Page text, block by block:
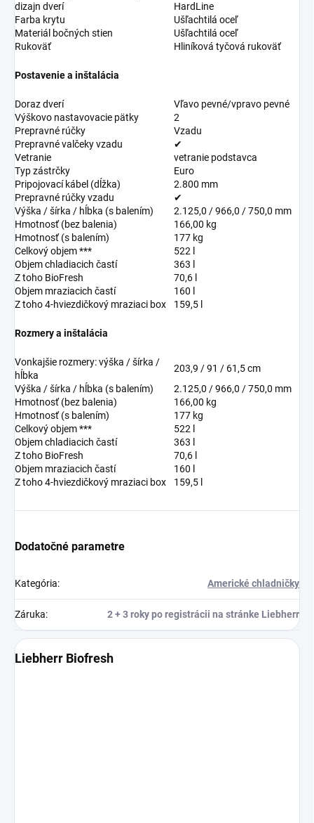
dizajn dverí
HardLine
Farba krytu
Ušľachtilá oceľ
Materiál bočných stien
Ušľachtilá oceľ
Rukoväť
Hliníková tyčová rukoväť
Postavenie a inštalácia
Doraz dverí
Vľavo pevné/vpravo pevné
Výškovo nastavovacie pätky
2
Prepravné rúčky
Vzadu
Prepravné valčeky vzadu
✔
Vetranie
vetranie podstavca
Typ zástrčky
Euro
Pripojovací kábel (dĺžka)
2.800 mm
Prepravné rúčky vzadu
✔
Výška / šírka / hĺbka (s balením)
2.125,0 / 966,0 / 750,0 mm
Hmotnosť (bez balenia)
166,00 kg
Hmotnosť (s balením)
177 kg
Celkový objem ***
522 l
Objem chladiacich častí
363 l
Z toho BioFresh
70,6 l
Objem mraziacich častí
160 l
Z toho 4-hviezdičkový mraziaci box
159,5 l
Rozmery a inštalácia
Vonkajšie rozmery: výška / šírka /
hĺbka
203,9 / 91 / 61,5 cm
Výška / šírka / hĺbka (s balením)
2.125,0 / 966,0 / 750,0 mm
Hmotnosť (bez balenia)
166,00 kg
Hmotnosť (s balením)
177 kg
Celkový objem ***
522 l
Objem chladiacich častí
363 l
Z toho BioFresh
70,6 l
Objem mraziacich častí
160 l
Z toho 4-hviezdičkový mraziaci box
159,5 l
Dodatočné parametre
Kategória: Americké chladničky
Záruka: 2 + 3 roky po registrácii na stránke Liebherr
Liebherr Biofresh